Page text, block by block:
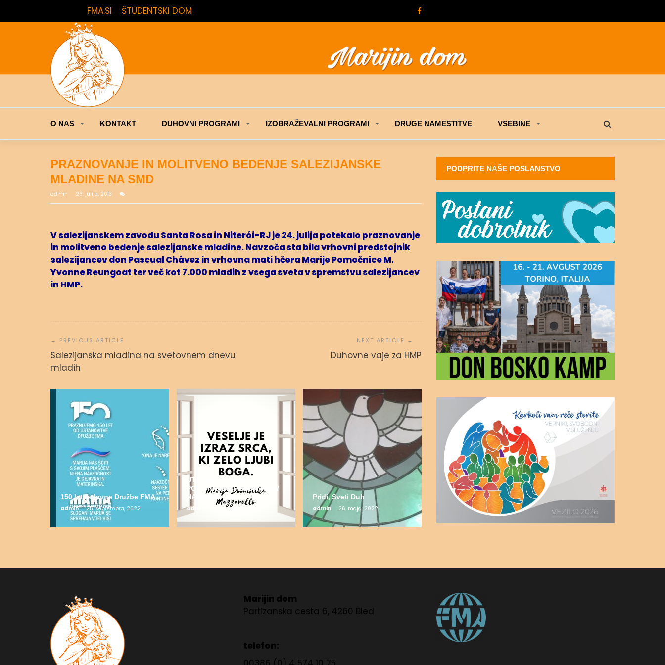
FMA.SI ŠTUDENTSKI DOM
O NAS KONTAKT DUHOVNI PROGRAMI IZOBRAŽEVALNI PROGRAMI DRUGE NAMESTITVE VSEBINE
PRAZNOVANJE IN MOLITVENO BEDENJE SALEZIJANSKE
MLADINE NA SMD
admin 26. julija, 2013
V salezijanskem zavodu Santa Rosa in Niterói-RJ je 24. julija potekalo praznovanje
in molitveno bedenje salezijanske mladine. Navzoča sta bila vrhovni predstojnik
salezijancev don Pascual Chávez in vrhovna mati hčera Marije Pomočnice M.
Yvonne Reungoat ter več kot 7.000 mladih z vsega sveta v spremstvu salezijancev
in HMP.
prispevka
Salezijanska mladina na svetovnem dnevu
mladih
Duhovne vaje za HMP
150 let redovne Družbe FMA
admin 25. septembra, 2022
UTRINEK DUHOVNO-
POČITNIŠKIH PROGRAMOV
NA BLEDU 2022
admin 19. septembra, 2022
Pridi, Sveti Duh
admin 26. maja, 2022
PODPRITE NAŠE POSLANSTVO
Marijin dom
Partizanska cesta 6, 4260 Bled
telefon: